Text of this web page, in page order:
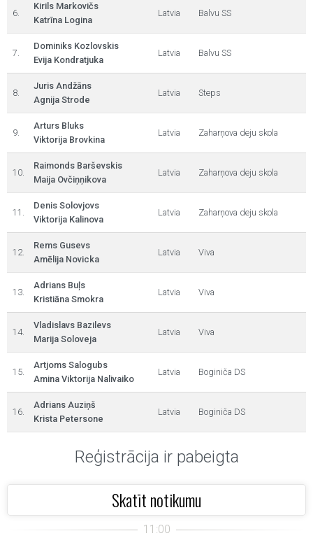
6.
Kirils Markovičs
Katrīna Logina
Latvia Balvu SS
7.
Dominiks Kozlovskis
Evija Kondratjuka
Latvia Balvu SS
8.
Juris Andžāns
Agnija Strode
Latvia Steps
9.
Arturs Bluks
Viktorija Brovkina
Latvia Zaharņova deju skola
10.
Raimonds Barševskis
Maija Ovčiņņikova
Latvia Zaharņova deju skola
11.
Denis Solovjovs
Viktorija Kalinova
Latvia Zaharņova deju skola
12.
Rems Gusevs
Amēlija Novicka
Latvia Viva
13.
Adrians Buļs
Kristiāna Smokra
Latvia Viva
14.
Vladislavs Bazilevs
Marija Soloveja
Latvia Viva
15.
Artjoms Salogubs
Amina Viktorija Nalivaiko
Latvia Boginiča DS
16.
Adrians Auziņš
Krista Petersone
Latvia Boginiča DS
Reģistrācija ir pabeigta
Skatīt notikumu